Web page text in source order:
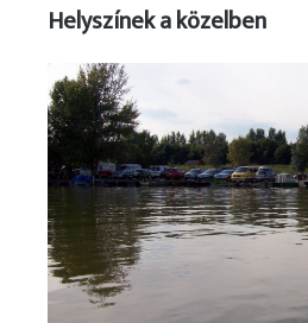
Helyszínek a közelben